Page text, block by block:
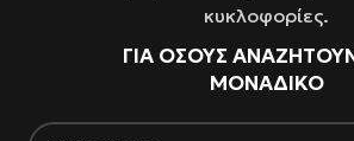
κυκλοφορίες.
ΓΙΑ ΌΣΟΥΣ
ΜΟΝΑΔΙΚΟ